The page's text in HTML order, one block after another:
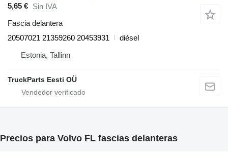
5,65 € Sin IVA
Fascia delantera
20507021 21359260 20453931
diésel
Estonia, Tallinn
TruckParts Eesti OÜ
Precios para Volvo FL fascias delanteras